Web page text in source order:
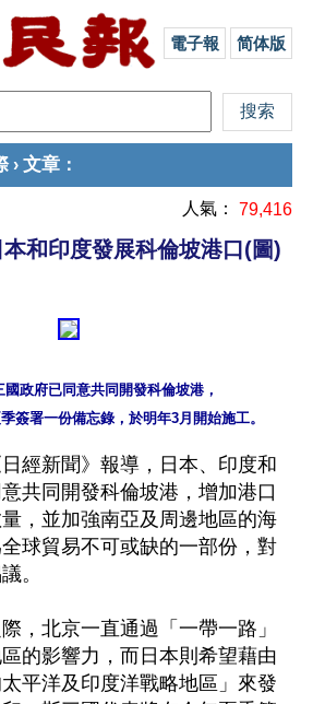
電子報 简体版
› 文章 ：
人氣： 79,416
和印度發展科倫坡港口(圖)
國政府已同意共同開發科倫坡港，
日經新聞》報導，日本、印度和
共同開發科倫坡港，增加港口
，並加強南亞及周邊地區的海
球貿易不可或缺的一部份，對
。
，北京一直通過「一帶一路」
的影響力，而日本則希望藉由
平洋及印度洋戰略地區」來發